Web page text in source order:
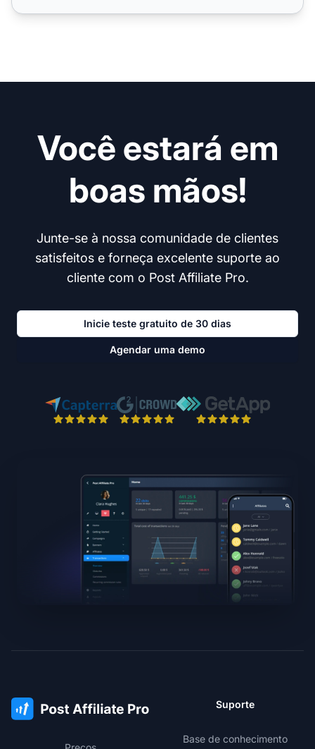
Você estará em
boas mãos!
Junte-se à nossa comunidade de clientes
satisfeitos e forneça excelente suporte ao
cliente com o Post Affiliate Pro.
Inicie teste gratuito de 30 dias
Agendar uma demo
Suporte
Base de conhecimento